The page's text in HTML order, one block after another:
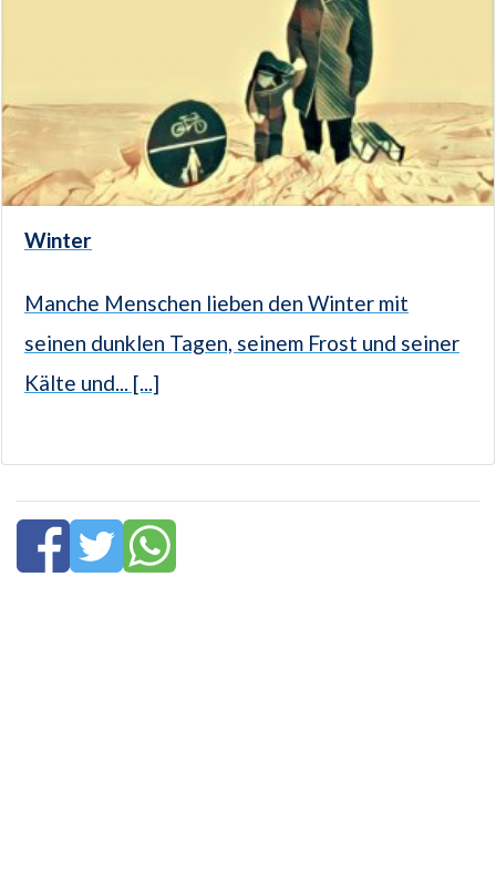
Winter
Manche Menschen lieben den Winter mit
seinen dunklen Tagen, seinem Frost und seiner
Kälte und... [...]